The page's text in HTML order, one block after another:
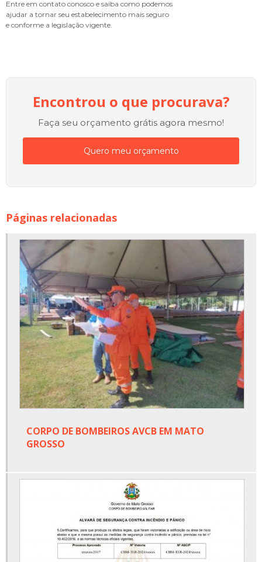
Entre em contato conosco e saiba como podemos
ajudar a tornar seu estabelecimento mais seguro
e conforme a legislação vigente.
Encontrou o que procurava?
Faça seu orçamento grátis agora mesmo!
Quero meu orçamento
Páginas relacionadas
CORPO DE BOMBEIROS AVCB EM MATO
GROSSO